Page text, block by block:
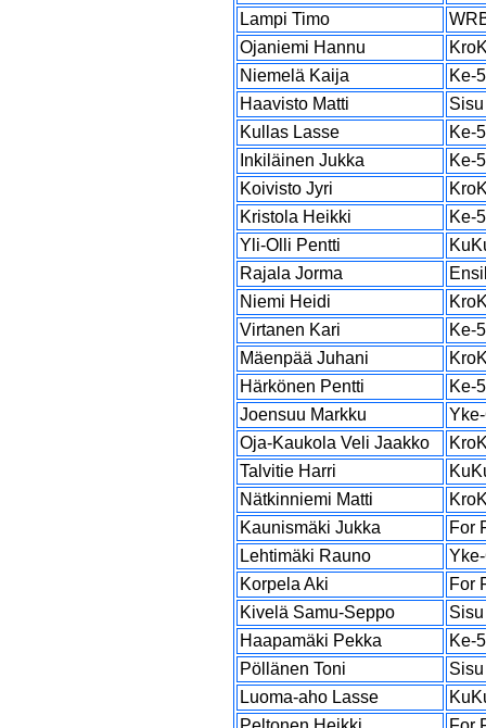
Lampi Timo
Ojaniemi Hannu
Niemelä Kaija
Ke-
Haavisto Matti
Sisu
Kullas Lasse
Ke-
Inkiläinen Jukka
Ke-
Koivisto Jyri
Kristola Heikki
Ke-
Yli-Olli Pentti
Rajala Jorma
Niemi Heidi
Virtanen Kari
Ke-
Mäenpää Juhani
Härkönen Pentti
Ke-
Joensuu Markku
Oja-Kaukola Veli Jaakko
Talvitie Harri
Nätkinniemi Matti
Kaunismäki Jukka
For
Lehtimäki Rauno
Korpela Aki
For
Kivelä Samu-Seppo
Sisu
Haapamäki Pekka
Ke-
Pöllänen Toni
Sisu
Luoma-aho Lasse